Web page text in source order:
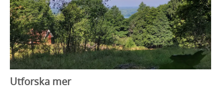
Utforska mer